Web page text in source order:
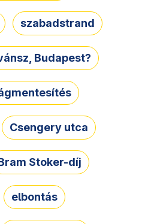
szabadstrand
Budapest?
Csengery utca
Stoker-díj
elbontás